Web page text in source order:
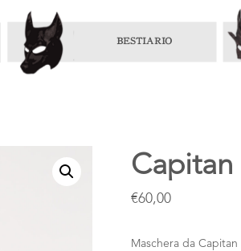
Capitan
€60,00
Maschera da Capitan